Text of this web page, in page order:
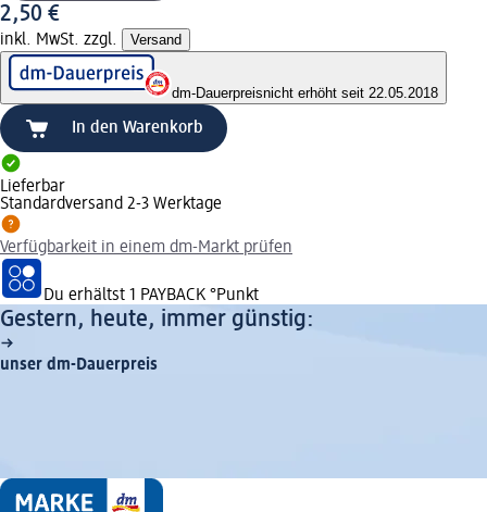
2,50 €
inkl. MwSt. zzgl. Versand
dm-Dauerpreisnicht erhöht seit 22.05.2018
In den Warenkorb
Lieferbar
Standardversand 2-3 Werktage
Verfügbarkeit in einem dm-Markt prüfen
Du erhältst 1 PAYBACK °Punkt
Gestern, heute, immer günstig:
unser dm-Dauerpreis